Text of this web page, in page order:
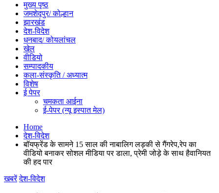
मुख्य पृष्ठ
जमशेदपुर/ कोल्हान
झारखंड
देश-विदेश
धनबाद/ कोयलांचल
खेल
वीडियो
सम्पादकीय
कला-संस्कृति / अध्यात्म
विशेष
ई पेपर
चमकता आईना
ई-पेपर (न्यू इस्पात मेल)
Home
देश-विदेश
बॉयफ्रेंड के सामने 15 साल की नाबालिग लड़की से गैंगरेप,रेप का
वीडियो बनाकर सोशल मीडिया पर डाला, प्रेमी जोड़े के साथ हैवानियत
की हद पार
खबरें देश-विदेश